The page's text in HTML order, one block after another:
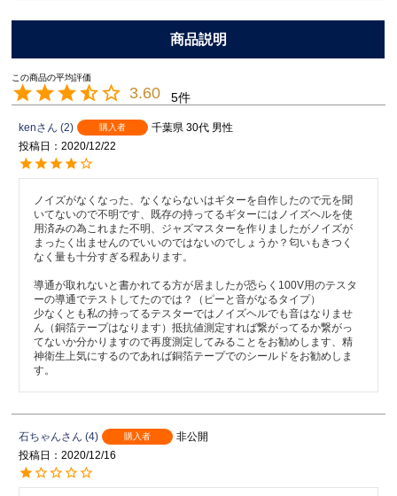
3.60 5
ken 2 購入者 千葉県 30代 男性
投稿日
2020/12/22
ノイズがなくなった、なくならないはギターを自作したので元を聞
いてないので不明です、既存の持ってるギターにはノイズヘルを使
用済みの為これまた不明、ジャズマスターを作りましたがノイズが
まったく出ませんのでいいのではないのでしょうか？匂いもきつく
なく量も十分すぎる程あります。
導通が取れないと書かれてる方が居ましたが恐らく100V用のテスタ
ーの導通でテストしてたのでは？（ピーと音がなるタイプ）
少なくとも私の持ってるテスターではノイズヘルでも音はなりませ
ん（銅箔テープはなります）抵抗値測定すれば繋がってるか繋がっ
てないか分かりますので再度測定してみることをお勧めします、精
神衛生上気にするのであれば銅箔テープでのシールドをお勧めしま
す。
石ちゃん 4 購入者
非公開
投稿日
2020/12/16